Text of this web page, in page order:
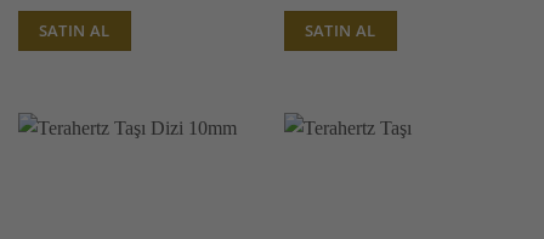
SATIN AL SATIN AL